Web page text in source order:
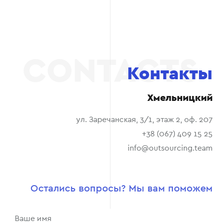
Контакты
Хмельницкий
ул. Заречанская, 3/1, этаж 2, оф. 207
+38 (067) 409 15 25
info@outsourcing.team
Остались вопросы? Мы вам поможем